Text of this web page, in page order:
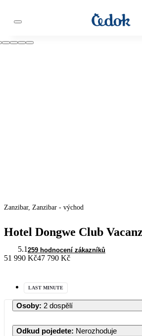
Zanzibar, Zanzibar - východ
Hotel Dongwe Club
5.1 259 hodnocení zákazníků
51 990 Kč47 790 Kč
LAST MINUTE
Osoby: 2 dospělí
Odkud pojedete: Nerozhoduje